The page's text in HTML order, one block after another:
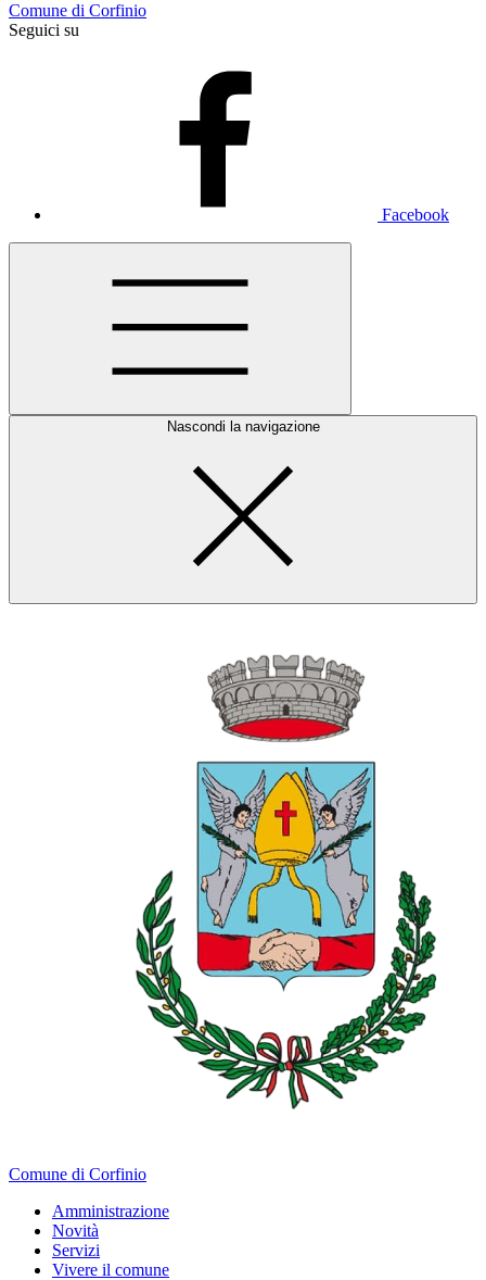
Comune di Corfinio
Seguici su
Facebook
Nascondi la navigazione
Comune di Corfinio
Amministrazione
Novità
Servizi
Vivere il comune